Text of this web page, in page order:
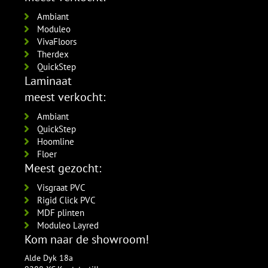
Ambiant
Moduleo
VivaFloors
Therdex
QuickStep
Laminaat
meest verkocht:
Ambiant
QuickStep
Hoomline
Floer
Meest gezocht:
Visgraat PVC
Rigid Click PVC
MDF plinten
Moduleo Layred
Kom naar de showroom!
Alde Dyk 18a